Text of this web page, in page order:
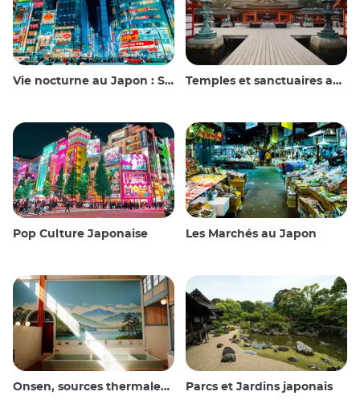
Vie nocturne au Japon : Sortir, voir et boire Temples et sanctuaires au Japon
Pop Culture Japonaise Les Marchés au Japon
Onsen, sources thermales et bains publics Parcs et Jardins japonais